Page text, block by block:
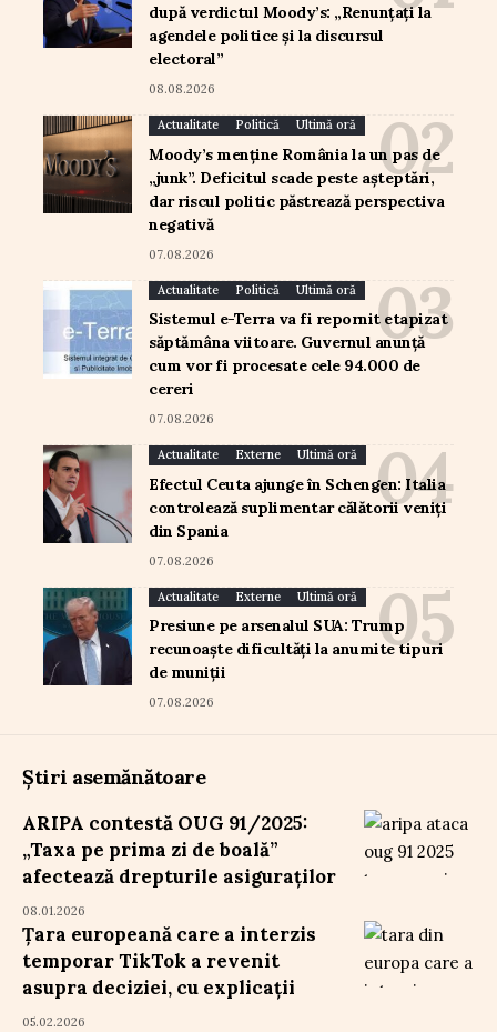
după verdictul Moody’s: „Renunțați la
agendele politice și la discursul
electoral”
08.08.2026
Actualitate Politică Ultimă oră
Moody’s menține România la un pas de
„junk”. Deficitul scade peste așteptări,
dar riscul politic păstrează perspectiva
negativă
07.08.2026
Actualitate Politică Ultimă oră
Sistemul e-Terra va fi repornit etapizat
săptămâna viitoare. Guvernul anunță
cum vor fi procesate cele 94.000 de
cereri
07.08.2026
Actualitate Externe Ultimă oră
Efectul Ceuta ajunge în Schengen: Italia
controlează suplimentar călătorii veniți
din Spania
07.08.2026
Actualitate Externe Ultimă oră
Presiune pe arsenalul SUA: Trump
recunoaște dificultăți la anumite tipuri
de muniții
07.08.2026
Știri asemănătoare
ARIPA contestă OUG 91/2025:
„Taxa pe prima zi de boală”
afectează drepturile asiguraților
08.01.2026
Țara europeană care a interzis
temporar TikTok a revenit
asupra deciziei, cu explicații
05.02.2026